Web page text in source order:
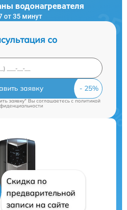
водонагревателя
от 35 минут
со
заявку
заявку" Вы соглашаетесь cполитикой
Скидка по
предварительной
записи на сайте